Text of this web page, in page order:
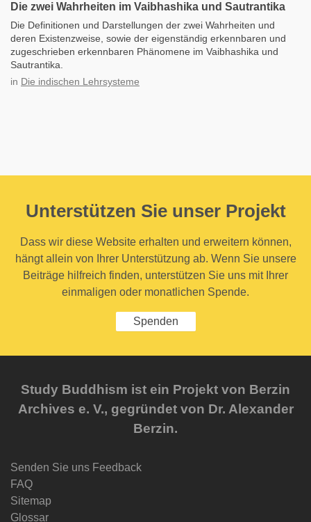
Die zwei Wahrheiten im Vaibhashika und Sautrantika
Die Definitionen und Darstellungen der zwei Wahrheiten und
deren Existenzweise, sowie der eigenständig erkennbaren und
zugeschrieben erkennbaren Phänomene im Vaibhashika und
Sautrantika.
in Die indischen Lehrsysteme
Unterstützen Sie unser Projekt
Dass wir diese Website erhalten und erweitern können,
hängt allein von Ihrer Unterstützung ab. Wenn Sie unsere
Beiträge hilfreich finden, unterstützen Sie uns mit Ihrer
einmaligen oder monatlichen Spende.
Spenden
Study Buddhism ist ein Projekt von Berzin
Archives e. V., gegründet von Dr. Alexander
Berzin.
Senden Sie uns Feedback
FAQ
Sitemap
Glossar